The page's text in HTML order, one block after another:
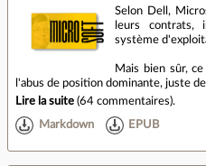
Selon Dell,
leurs contrats,
système
Mais bien sûr,
l'abus de position dominante, juste
Lire la suite (64 commentaires).
Markdown EPUB